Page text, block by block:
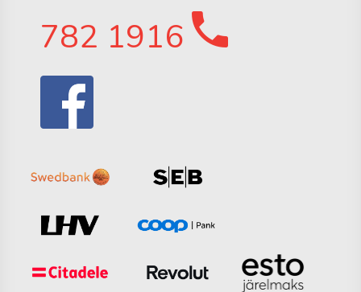
782 1916